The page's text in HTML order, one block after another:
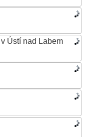
Ústí nad Labem